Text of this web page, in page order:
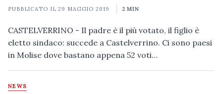
PUBBLICATO IL29 MAGGIO 2019 2 MIN
CASTELVERRINO - Il padre è il più votato, il figlio è
eletto sindaco: succede a Castelverrino. Ci sono paesi
in Molise dove bastano appena 52 voti…
NEWS